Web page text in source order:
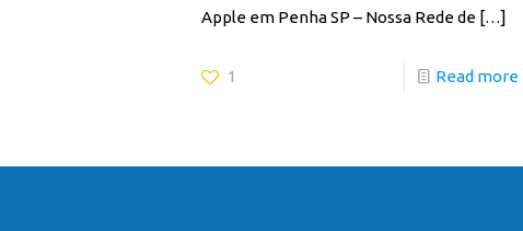
Apple em Penha SP – Nossa Rede de […]
1 Read more